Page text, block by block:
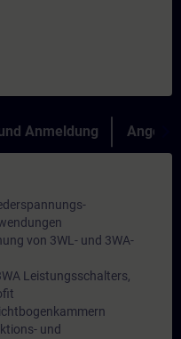
Anmeldung Angebot
von 3WL- und 3WA-
Leistungsschalters,
und